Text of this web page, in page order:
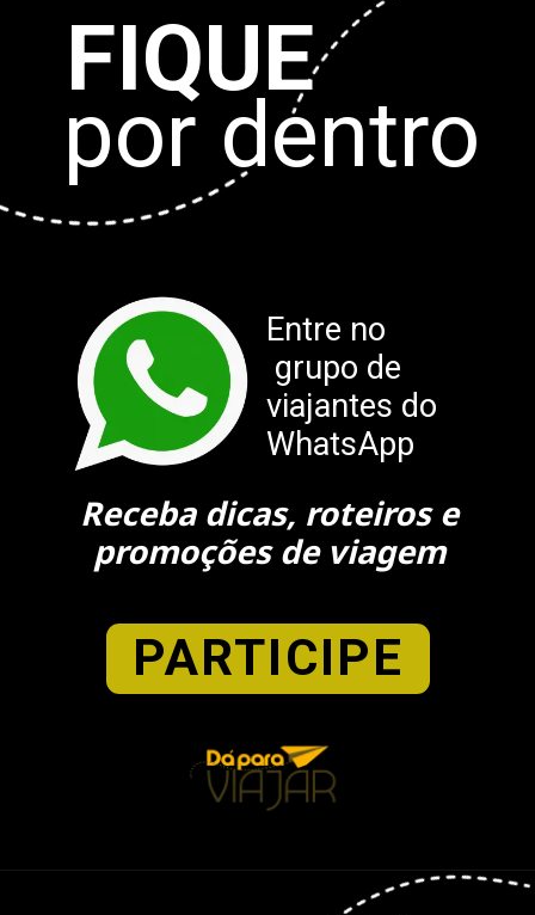
FIQUE
por dentro
Entre no
grupo de
viajantes do
WhatsApp
PARTICIPE
Receba dicas, roteiros e
promoções de viagem